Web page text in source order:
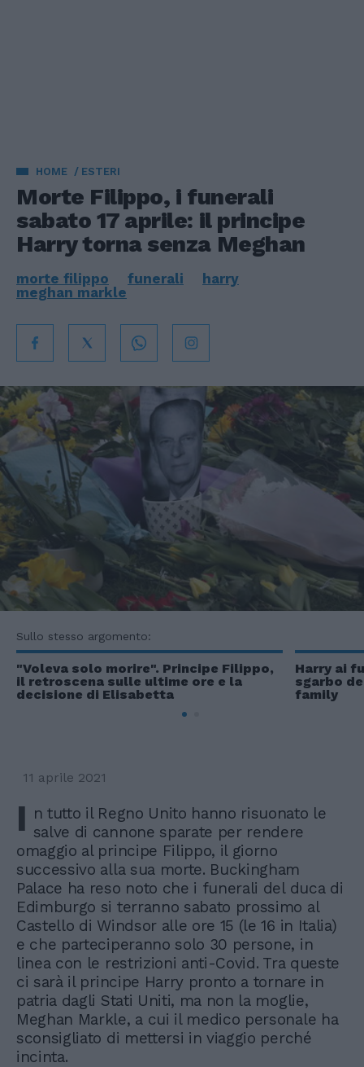
HOME ESTERI
Morte Filippo, i funerali
sabato 17 aprile: il principe
Harry torna senza Meghan
morte filippo funerali
harry
meghan markle
Sullo stesso argomento:
"Voleva solo morire". Principe Filippo,
il retroscena sulle ultime ore e la
decisione di Elisabetta
Harry ai
sgarbo
family
11 aprile 2021
I n tutto il Regno Unito hanno risuonato le
salve di cannone sparate per rendere
omaggio al principe Filippo, il giorno
successivo alla sua morte. Buckingham
Palace ha reso noto che i funerali del duca di
Edimburgo si terranno sabato prossimo al
Castello di Windsor alle ore 15 (le 16 in Italia)
e che parteciperanno solo 30 persone, in
linea con le restrizioni anti-Covid. Tra queste
ci sarà il principe Harry pronto a tornare in
patria dagli Stati Uniti, ma non la moglie,
Meghan Markle, a cui il medico personale ha
sconsigliato di mettersi in viaggio perché
incinta.